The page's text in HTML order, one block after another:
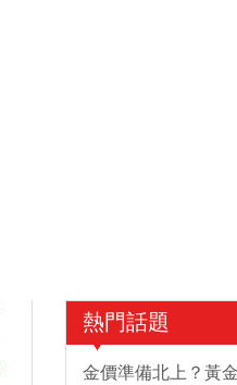
熱門話題
金價準備北上？黃